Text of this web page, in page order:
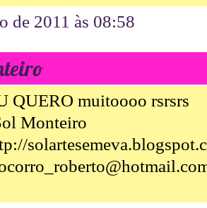
de 2011 às 08:58
QUERO muitoooo rsrsrs
Monteiro